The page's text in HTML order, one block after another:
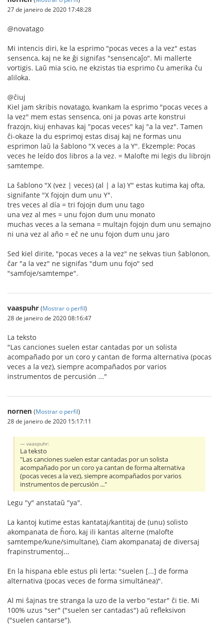
27 de janeiro de 2020 17:48:28
@novatago
Mi intencis diri, ke la esprimo "pocas veces a la vez" estas
sensenca, kaj ne ke ĝi signifas "sensencaĵo". Mi mallerte
vortigis. Laŭ mia scio, ne ekzistas tia esprimo ĉu amerika ĉu
aliloka.
@ĉiuj
Kiel jam skribis novatago, kvankam la esprimo "pocas veces a
la vez" mem estas sensenca, oni ja povas arte konstrui
frazojn, kiuj enhavas kaj "pocas veces" kaj "a la vez". Tamen
ĉi-okaze la du esprimoj estas disaj kaj ne formas unu
esprimon laŭ la ŝablono "X veces a la Y". Ekzemple: Pocas
veces he leído dos libros a la vez. = Malofte mi legis du librojn
samtempe.
La ŝablono "X (vez | veces) (al | a la) Y" estas kutima kaj ofta,
signifante "X fojojn dum unu Y".
tres veces al día = tri fojojn dum unu tago
una vez al mes = unu fojon dum unu monato
muchas veces a la semana = multajn fojojn dum unu semajno
ni una vez al año = eĉ ne unu fojon dum unu jaro
Sed kiel dirite, "pocas veces a la vez" ne sekvas tiun ŝablonon,
ĉar "a la vez" ne signifas "dum unu fojo" sed
"samfoje/samtempe".
vaaspuhr (Mostrar o perfil)
28 de janeiro de 2020 08:16:47
La teksto
"Las canciones suelen estar cantadas por un solista
acompañado por un coro y cantan de forma alternativa (pocas
veces a la vez), siempre acompañados por varios
instrumentos de percusión ..."
nornen (Mostrar o perfil)
28 de janeiro de 2020 15:17:11
vaaspuhr:
La teksto
"Las canciones suelen estar cantadas por un solista
acompañado por un coro ya cantan de forma alternativa
(pocas veces a la vez), siempre acompañados por varios
instrumentos de percusión ..."
Legu "y" anstataŭ "ya".
La kantoj kutime estas kantataj/kantitaj de (unu) solisto
akompanata de ĥoro, kaj ili kantas alterne (malofte
samtempe/kune/simultane), ĉiam akompanataj de diversaj
frapinstrumentoj...
En la hispana eble estus pli lerta: "suelen [...] de forma
alternativa (pocas veces de forma simultánea)".
Al mi ŝajnas tre stranga la uzo de la verbo "estar" ĉi tie. Mi
100% uzus "ser" ("suelen ser cantadas") aŭ refleksivon
("suelen cantarse").